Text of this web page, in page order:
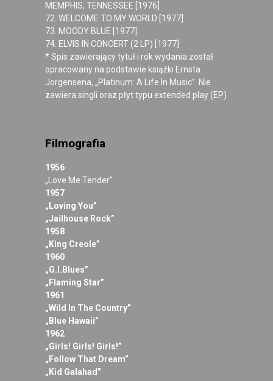
MEMPHIS, TENNESSEE [1976]
72. WELCOME TO MY WORLD [1977]
73. MOODY BLUE [1977]
74. ELVIS IN CONCERT (2 LP) [1977]
* Spis zawierający tytuł i rok wydania został
opracowany na podstawie książki Ernsta
Jorgensena, „Platinum: A Life In Music”. Nie
zawiera singli oraz płyt typu extended play (EP)
Filmografia
1956
„Love Me Tender”
1957
„Loving You”
„Jailhouse Rock”
1958
„King Creole”
1960
„G.I.Blues”
„Flaming Star”
1961
„Wild In The Country”
„Blue Hawaii”
1962
„Girls! Girls! Girls!”
„Follow That Dream”
„Kid Galahad”